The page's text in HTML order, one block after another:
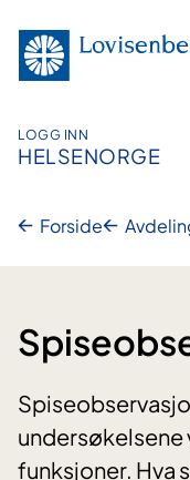
innhold
LOGG INN
HELSENORGE
Forside
funksjoner. Hva